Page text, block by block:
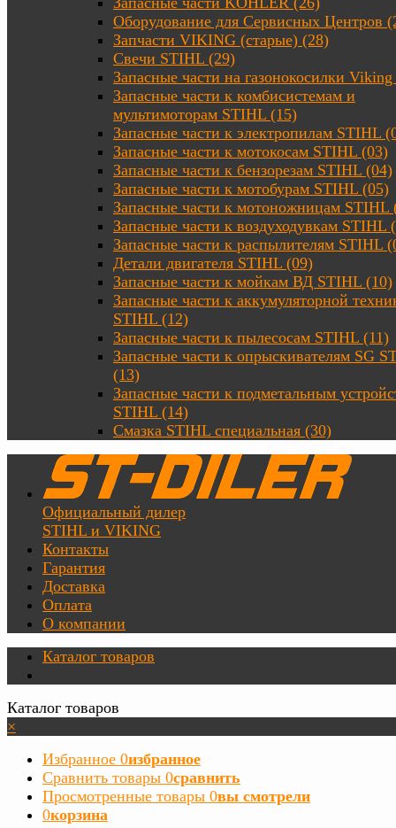
Оборудование для Сервисных Центров
Запчасти VIKING (старые) (28)
Свечи STIHL (29)
Запасные части на газонокосилки
Запасные части к комбисистемам и
мультимоторам STIHL (15)
Запасные части к электропилам STIHL
Запасные части к мотокосам STIHL (03)
Запасные части к бензорезам STIHL (04)
Запасные части к мотобурам STIHL (05)
Запасные части к мотоножницам STIHL
Запасные части к воздуходувкам STIHL
Запасные части к распылителям STIHL
Детали двигателя STIHL (09)
Запасные части к мойкам ВД STIHL (10)
Запасные части к аккумуляторной
STIHL (12)
Запасные части к пылесосам STIHL (11)
Запасные части к опрыскивателям SG
(13)
Запасные части к подметальным
STIHL (14)
Смазка STIHL специальная (30)
Официальный дилер
STIHL и VIKING
Контакты
Гарантия
Доставка
Оплата
О компании
Каталог товаров
Каталог товаров
×
Избранное 0избранное
Сравнить товары 0сравнить
Просмотренные товары 0вы смотрели
0корзина